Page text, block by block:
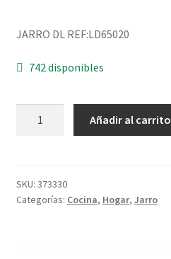
JARRO DL REF:LD65020
742 disponibles
Añadir al carrito
SKU: 373330
Categorías: Cocina, Hogar, Jarro